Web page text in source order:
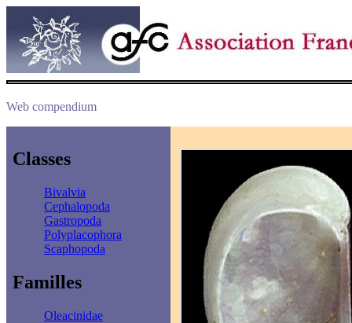
Web compendium
Classes
Bivalvia
Cephalopoda
Gastropoda
Polyplacophora
Scaphopoda
Familles
Oleacinidae